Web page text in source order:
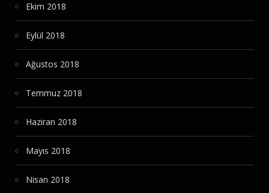
Ekim 2018
Eylül 2018
Ağustos 2018
Temmuz 2018
Haziran 2018
Mayıs 2018
Nisan 2018